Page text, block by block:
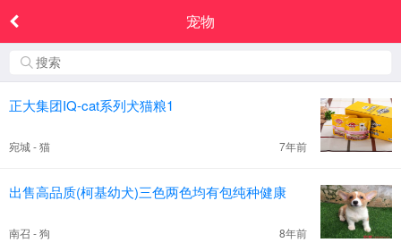
宠物
正大集团IQ-cat系列犬猫粮1
宛城 - 猫 7年前
出售高品质(柯基幼犬)三色两色均有包纯种健康
南召 - 狗 8年前